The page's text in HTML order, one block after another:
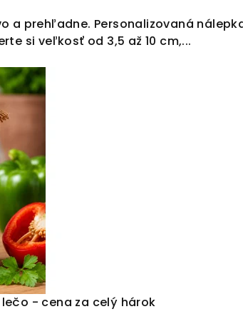
a prehľadne. Personalizovaná
si veľkosť od 3,5 až 10 cm,...
- cena za celý hárok